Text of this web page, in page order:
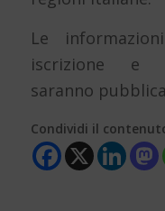
Le
iscrizione e
saranno
Condividi il